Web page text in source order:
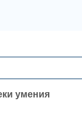
умения